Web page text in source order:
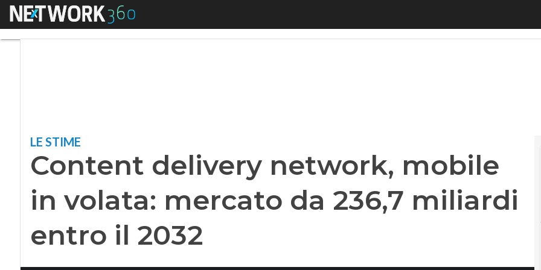
Menu
LE STIME
Content delivery network, mobile
in volata: mercato da 236,7 miliardi
entro il 2032